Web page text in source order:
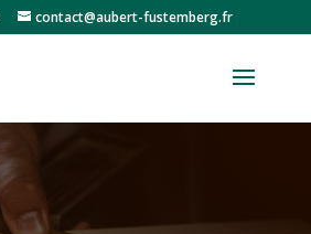
contact@aubert-fustemberg.fr